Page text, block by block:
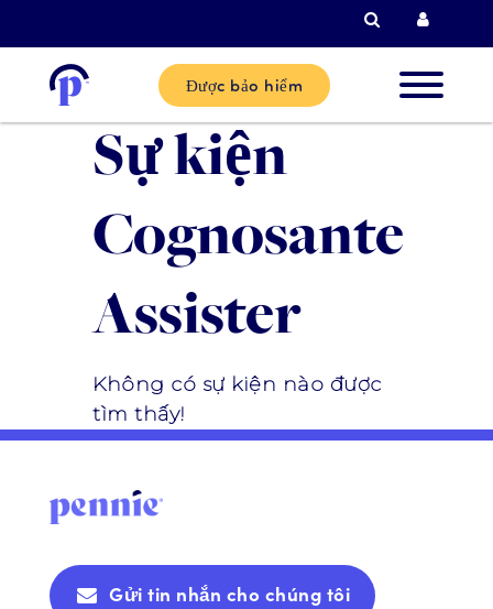
Tìm kiếm
Được bảo hiểm
Khách
Sự kiện
Cognosante
Assister
Không có sự kiện nào được
tìm thấy!
Gửi tin nhắn cho chúng tôi